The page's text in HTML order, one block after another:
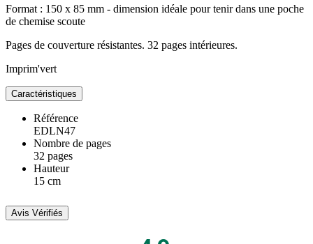
Format : 150 x 85 mm - dimension idéale pour tenir dans une poche
de chemise scoute
Pages de couverture résistantes. 32 pages intérieures.
Imprim'vert
Caractéristiques
Référence
EDLN47
Nombre de pages
32 pages
Hauteur
15 cm
Avis Vérifiés